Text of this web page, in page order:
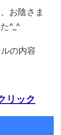
お陰さま
^_^
の内容
リック